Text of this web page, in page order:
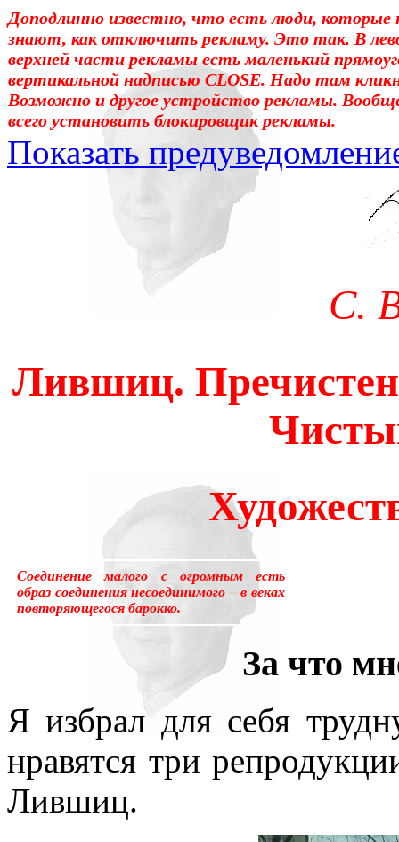
Доподлинно известно, что есть люди, которые
знают, как отключить рекламу. Это так. В
верхней части рекламы есть маленький
вертикальной надписью CLOSE. Надо там
Возможно и другое устройство рекламы.
всего установить блокировщик рекламы.
Показать
Уважаемые! Умоляю: не
отошли от суеты. – Перед
трудным чтением. И ещё:
достаточно, чтоб
что не понятно.Прошу
много лет пользовался
надо было писать
менять в тысячах мест,
устаревшим.Ещё одна
применение слова
состояние,
[отличающемуся от
у растений, и у бактерий.
вторая сигнальная
всюду применял как чисто
С.
Лившиц.
Соединение малого с огромным есть
образ соединения несоединимого – в веках
повторяющегося барокко.
За что
Я избрал для себя
нравятся три
Лившиц.